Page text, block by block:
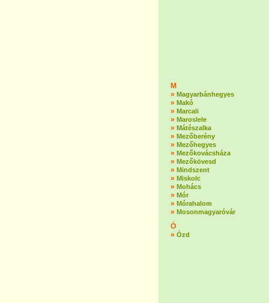
M
» Magyarbánhegyes
» Makó
» Marcali
» Maroslele
» Mátészalka
» Mezőberény
» Mezőhegyes
» Mezőkovácsháza
» Mezőkövesd
» Mindszent
» Miskolc
» Mohács
» Mór
» Mórahalom
» Mosonmagyaróvár
Ó
» Ózd